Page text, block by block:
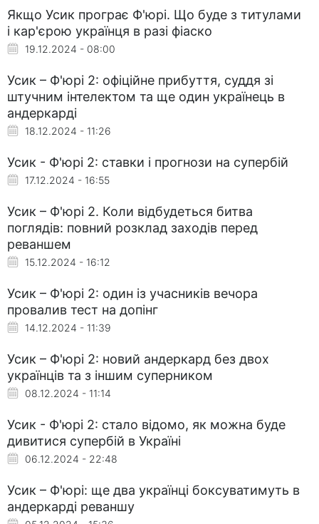
Якщо Усик програє Ф'юрі. Що буде з титулами
і кар'єрою українця в разі фіаско
19.12.2024 - 08:00
Усик – Ф'юрі 2: офіційне прибуття, суддя зі
штучним інтелектом та ще один українець в
андеркарді
18.12.2024 - 11:26
Усик - Ф'юрі 2: ставки і прогнози на супербій
17.12.2024 - 16:55
Усик – Ф'юрі 2. Коли відбудеться битва
поглядів: повний розклад заходів перед
реваншем
15.12.2024 - 16:12
Усик – Ф'юрі 2: один із учасників вечора
провалив тест на допінг
14.12.2024 - 11:39
Усик – Ф'юрі 2: новий андеркард без двох
українців та з іншим суперником
08.12.2024 - 11:14
Усик - Ф'юрі 2: стало відомо, як можна буде
дивитися супербій в Україні
06.12.2024 - 22:48
Усик – Ф'юрі: ще два українці боксуватимуть в
андеркарді реваншу